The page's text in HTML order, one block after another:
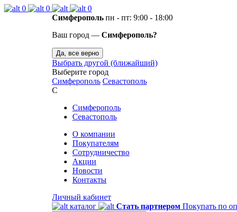
0 0
0
Симферополь пн - пт: 9:00 - 18:00
Ваш город — Симферополь?
Да, все верно
Выбрать другой (ближайший)
Выберите город
Симферополь Севастополь
С
Симферополь
Севастополь
О компании
Покупателям
Сотрудничество
Акции
Новости
Контакты
Личный кабинет
каталог
Стать партнером Покупать по